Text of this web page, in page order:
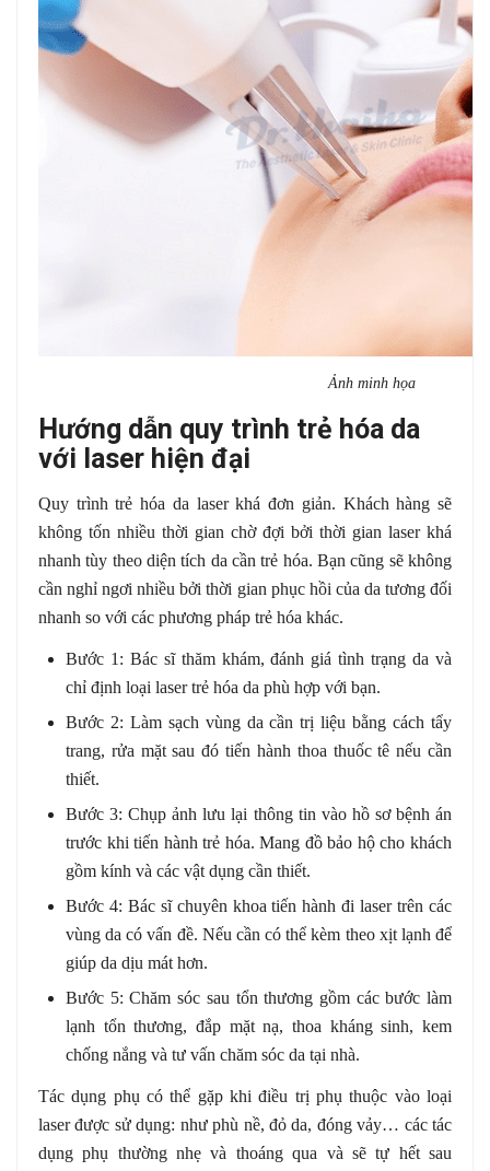
Ảnh minh họa
Hướng dẫn quy trình trẻ hóa da
với laser hiện đại
Quy trình trẻ hóa da laser khá đơn giản. Khách hàng sẽ
không tốn nhiều thời gian chờ đợi bởi thời gian laser khá
nhanh tùy theo diện tích da cần trẻ hóa. Bạn cũng sẽ không
cần nghỉ ngơi nhiều bởi thời gian phục hồi của da tương đối
nhanh so với các phương pháp trẻ hóa khác.
Bước 1: Bác sĩ thăm khám, đánh giá tình trạng da và
chỉ định loại laser trẻ hóa da phù hợp với bạn.
Bước 2: Làm sạch vùng da cần trị liệu bằng cách tẩy
trang, rửa mặt sau đó tiến hành thoa thuốc tê nếu cần
thiết.
Bước 3: Chụp ảnh lưu lại thông tin vào hồ sơ bệnh án
trước khi tiến hành trẻ hóa. Mang đồ bảo hộ cho khách
gồm kính và các vật dụng cần thiết.
Bước 4: Bác sĩ chuyên khoa tiến hành đi laser trên các
vùng da có vấn đề. Nếu cần có thể kèm theo xịt lạnh để
giúp da dịu mát hơn.
Bước 5: Chăm sóc sau tổn thương gồm các bước làm
lạnh tổn thương, đắp mặt nạ, thoa kháng sinh, kem
chống nắng và tư vấn chăm sóc da tại nhà.
Tác dụng phụ có thể gặp khi điều trị phụ thuộc vào loại
laser được sử dụng: như phù nề, đỏ da, đóng vảy… các tác
dụng phụ thường nhẹ và thoáng qua và sẽ tự hết sau